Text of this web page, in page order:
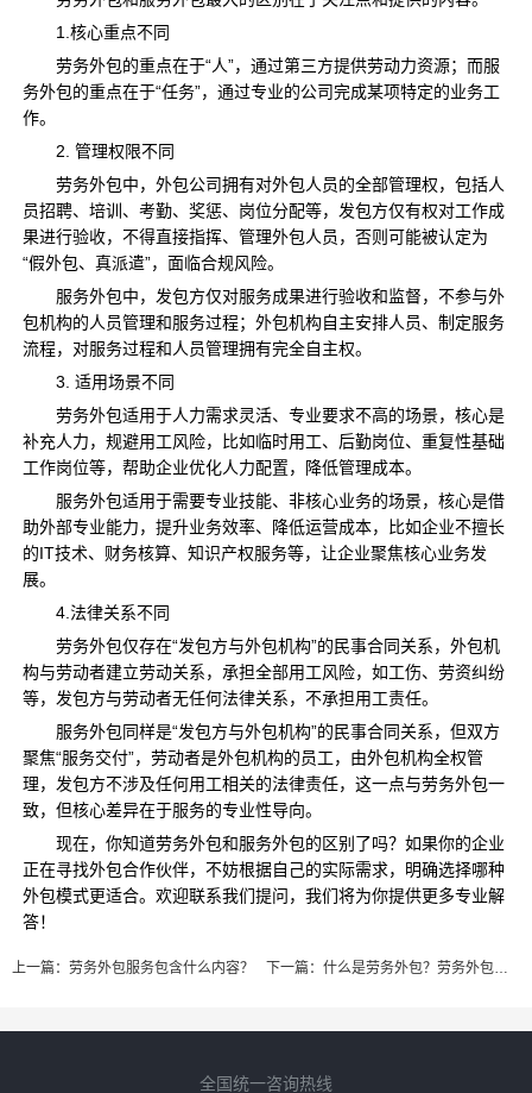
1.核心重点不同
劳务外包的重点在于“人”，通过第三方提供劳动力资源；而服
务外包的重点在于“任务”，通过专业的公司完成某项特定的业务工
作。
2. 管理权限不同
劳务外包中，外包公司拥有对外包人员的全部管理权，包括人
员招聘、培训、考勤、奖惩、岗位分配等，发包方仅有权对工作成
果进行验收，不得直接指挥、管理外包人员，否则可能被认定为
“假外包、真派遣”，面临合规风险。
服务外包中，发包方仅对服务成果进行验收和监督，不参与外
包机构的人员管理和服务过程；外包机构自主安排人员、制定服务
流程，对服务过程和人员管理拥有完全自主权。
3. 适用场景不同
劳务外包适用于人力需求灵活、专业要求不高的场景，核心是
补充人力，规避用工风险，比如临时用工、后勤岗位、重复性基础
工作岗位等，帮助企业优化人力配置，降低管理成本。
服务外包适用于需要专业技能、非核心业务的场景，核心是借
助外部专业能力，提升业务效率、降低运营成本，比如企业不擅长
的IT技术、财务核算、知识产权服务等，让企业聚焦核心业务发
展。
4.法律关系不同
劳务外包仅存在“发包方与外包机构”的民事合同关系，外包机
构与劳动者建立劳动关系，承担全部用工风险，如工伤、劳资纠纷
等，发包方与劳动者无任何法律关系，不承担用工责任。
服务外包同样是“发包方与外包机构”的民事合同关系，但双方
聚焦“服务交付”，劳动者是外包机构的员工，由外包机构全权管
理，发包方不涉及任何用工相关的法律责任，这一点与劳务外包一
致，但核心差异在于服务的专业性导向。
现在，你知道劳务外包和服务外包的区别了吗？如果你的企业
正在寻找外包合作伙伴，不妨根据自己的实际需求，明确选择哪种
外包模式更适合。欢迎联系我们提问，我们将为你提供更多专业解
答！
上一篇： 劳务外包服务包含什么内容？ 下一篇： 什么是劳务外包？劳务外包服务内容
全国统一咨询热线